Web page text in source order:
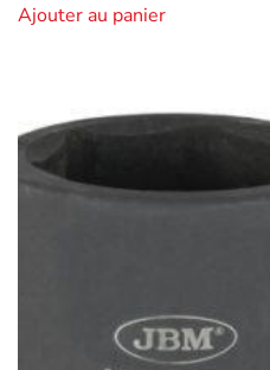
Ajouter au panier